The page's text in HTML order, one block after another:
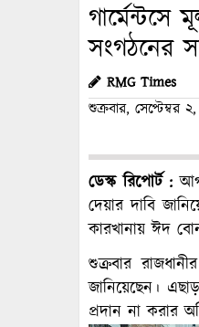
সংগঠনের
RMG Times
শুক্রবার, সেপ্টেম্বর
ডেস্ক রিপোর্ট :
দেয়ার দাবি
কারখানায় ঈদ
শুক্রবার
জানিয়েছেন।
প্রদান না করার